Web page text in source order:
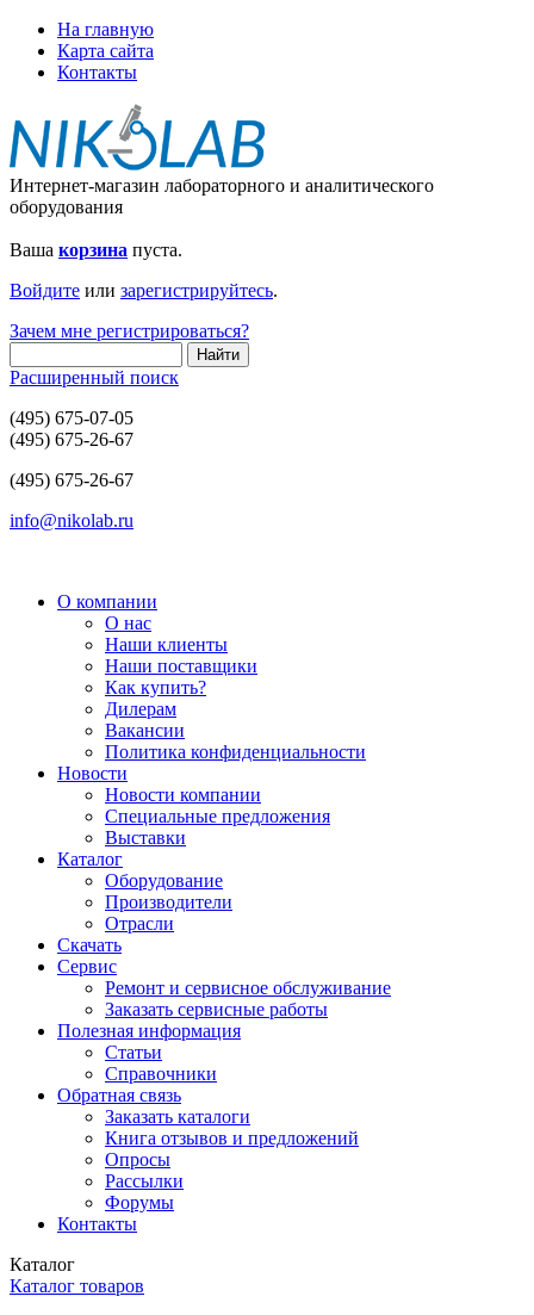
На главную
Карта сайта
Контакты
Интернет-магазин лабораторного и аналитического
оборудования
Ваша корзина пуста.
Войдите или зарегистрируйтесь.
Зачем мне регистрироваться?
Расширенный поиск
(495) 675-07-05
(495) 675-26-67
(495) 675-26-67
info@nikolab.ru
О компании
О нас
Наши клиенты
Наши поставщики
Как купить?
Дилерам
Вакансии
Политика конфиденциальности
Новости
Новости компании
Специальные предложения
Выставки
Каталог
Оборудование
Производители
Отрасли
Скачать
Сервис
Ремонт и сервисное обслуживание
Заказать сервисные работы
Полезная информация
Статьи
Справочники
Обратная связь
Заказать каталоги
Книга отзывов и предложений
Опросы
Рассылки
Форумы
Контакты
Каталог
Каталог товаров